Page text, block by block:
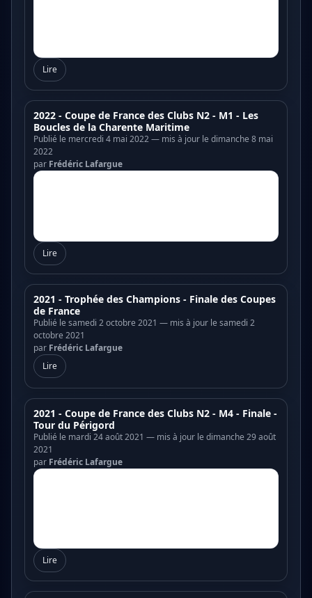
Lire
2022 - Coupe de France des Clubs N2 - M1 - Les
Boucles de la Charente Maritime
Publié le mercredi 4 mai 2022 — mis à jour le dimanche 8 mai
2022
par Frédéric Lafargue
Lire
2021 - Trophée des Champions - Finale des Coupes
de France
Publié le samedi 2 octobre 2021 — mis à jour le samedi 2
octobre 2021
par Frédéric Lafargue
Lire
2021 - Coupe de France des Clubs N2 - M4 - Finale -
Tour du Périgord
Publié le mardi 24 août 2021 — mis à jour le dimanche 29 août
2021
par Frédéric Lafargue
Lire